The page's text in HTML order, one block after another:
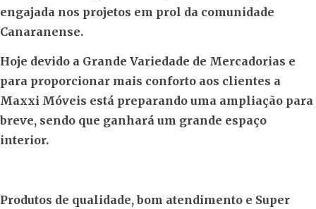
engajada nos projetos em prol da comunidade
Canaranense.
Hoje devido a Grande Variedade de Mercadorias e
para proporcionar mais conforto aos clientes a
Maxxi Móveis está preparando uma ampliação para
breve, sendo que ganhará um grande espaço
interior.
Produtos de qualidade, bom atendimento e Super